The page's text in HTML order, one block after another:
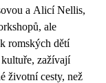
a Alicí Nellis,
ale
romských dětí
zažívají
životní cesty, než